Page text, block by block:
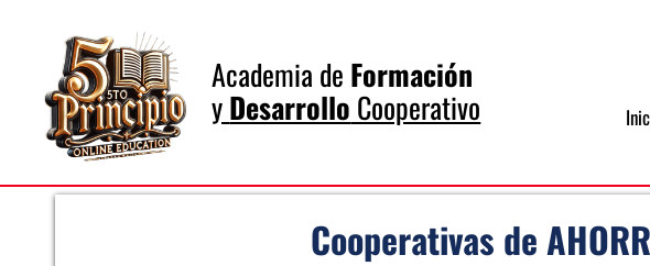
Academia de Formación
yDesarrollo Cooperativo
Cooperativas de